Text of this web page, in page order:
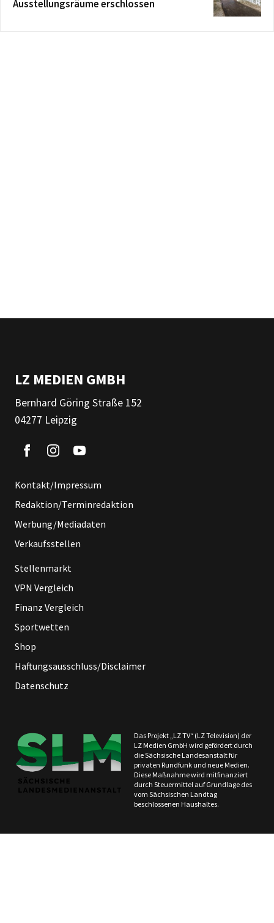
Ausstellungsräume erschlossen
LZ MEDIEN GMBH
Bernhard Göring Straße 152
04277 Leipzig
Kontakt/Impressum
Redaktion/Terminredaktion
Werbung/Mediadaten
Verkaufsstellen
Stellenmarkt
VPN Vergleich
Finanz Vergleich
Sportwetten
Shop
Haftungsausschluss/Disclaimer
Datenschutz
Das Projekt „LZ TV“ (LZ Television) der
LZ Medien GmbH wird gefördert durch
die Sächsische Landesanstalt für
privaten Rundfunk und neue Medien.
Diese Maßnahme wird mitfinanziert
durch Steuermittel auf Grundlage des
vom Sächsischen Landtag
beschlossenen Haushaltes.